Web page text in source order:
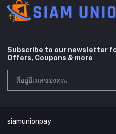
Subscribe to our newsletter
Offers, Coupons & more
siamunionpay